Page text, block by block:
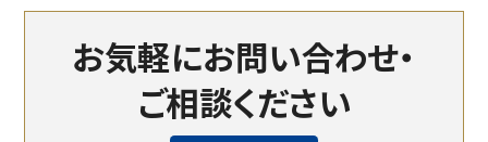
お気軽にお問い合わせ・
ご相談ください